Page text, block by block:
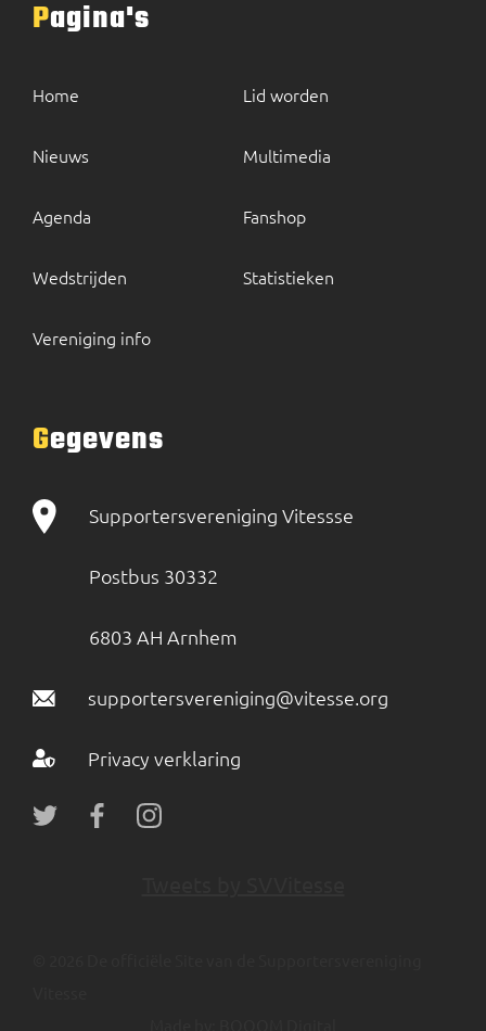
Pagina's
Home
Nieuws
Agenda
Wedstrijden
Vereniging info
Lid worden
Multimedia
Fanshop
Statistieken
Gegevens
Supportersvereniging Vitessse
Postbus 30332
6803 AH Arnhem
supportersvereniging@vitesse.org
Privacy verklaring